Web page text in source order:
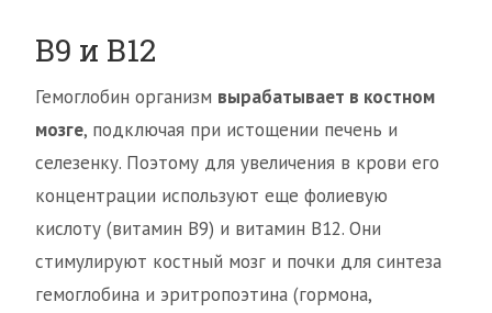
B9 и B12
Гемоглобин организм вырабатывает в костном
мозге, подключая при истощении печень и
селезенку. Поэтому для увеличения в крови его
концентрации используют еще фолиевую
кислоту (витамин B9) и витамин B12. Они
стимулируют костный мозг и почки для синтеза
гемоглобина и эритропоэтина (гормона,